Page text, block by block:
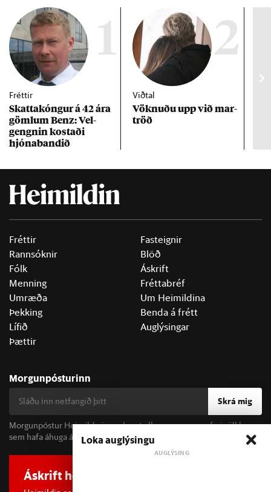
1
Fréttir
Skattakóng­ur á 42 ára
göml­um Benz: Vel­
gengn­in kostaði
hjóna­band­ið
2
Viðtal
Vökn­uðu upp við mar­
tröð
Fréttir
Rannsóknir
Fólk
Menning
Umræða
Þekking
Lífið
Þættir
Fasteignir
Blöð
Áskrift
Fréttabréf
Um Heimildina
Benda á frétt
Auglýsingar
Morgunpósturinn
Skrá mig
Morgunpóstur Heimildarinnar berst alla morgna og er fyrir öll þau
sem hafa áhuga á fréttum og þjóðfélagsumræðu.
Áskrift hefur áhrif
Loka auglýsingu